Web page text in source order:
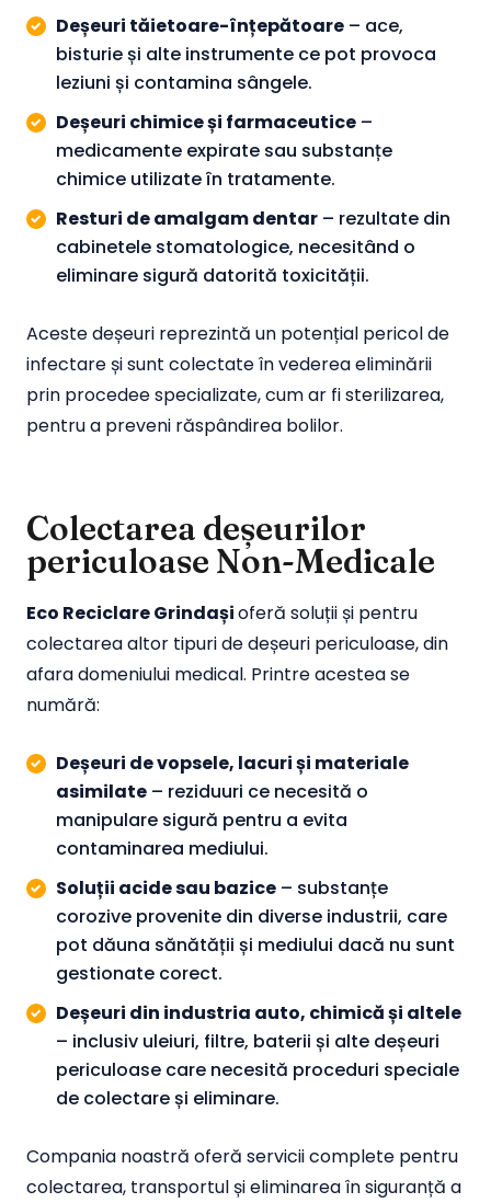
Deșeuri tăietoare-înțepătoare – ace,
bisturie și alte instrumente ce pot provoca
leziuni și contamina sângele.
Deșeuri chimice și farmaceutice –
medicamente expirate sau substanțe
chimice utilizate în tratamente.
Resturi de amalgam dentar – rezultate din
cabinetele stomatologice, necesitând o
eliminare sigură datorită toxicității.
Aceste deșeuri reprezintă un potențial pericol de
infectare și sunt colectate în vederea eliminării
prin procedee specializate, cum ar fi sterilizarea,
pentru a preveni răspândirea bolilor.
Colectarea deșeurilor
periculoase Non-Medicale
Eco Reciclare Grindașioferă soluții și pentru
colectarea altor tipuri de deșeuri periculoase, din
afara domeniului medical. Printre acestea se
numără:
Deșeuri de vopsele, lacuri și materiale
asimilate – reziduuri ce necesită o
manipulare sigură pentru a evita
contaminarea mediului.
Soluții acide sau bazice – substanțe
corozive provenite din diverse industrii, care
pot dăuna sănătății și mediului dacă nu sunt
gestionate corect.
Deșeuri din industria auto, chimică și altele
– inclusiv uleiuri, filtre, baterii și alte deșeuri
periculoase care necesită proceduri speciale
de colectare și eliminare.
Compania noastră oferă servicii complete pentru
colectarea, transportul și eliminarea în siguranță a